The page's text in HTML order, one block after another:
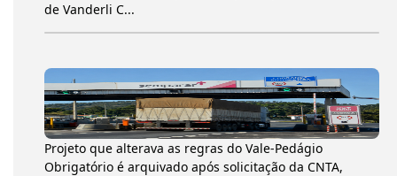
de Vanderli C...
Projeto que alterava as regras do Vale-Pedágio
Obrigatório é arquivado após solicitação da CNTA,